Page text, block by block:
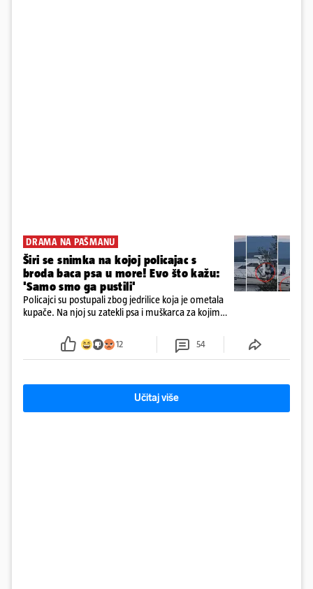
DRAMA NA PAŠMANU
Širi se snimka na kojoj policajac s
broda baca psa u more! Evo što kažu:
'Samo smo ga pustili'
Policajci su postupali zbog jedrilice koja je ometala
kupače. Na njoj su zatekli psa i muškarca za kojim
ga uhitili, a psa je preuzeo komunalni redar
12 54
Učitaj više